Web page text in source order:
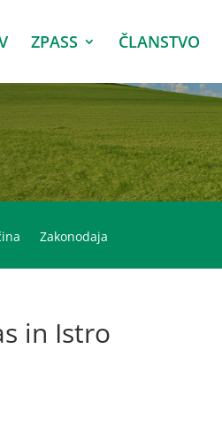
ZPASS ČLANSTVO
Zakonodaja
in Istro